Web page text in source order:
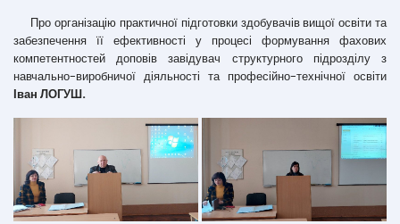
Про організацію практичної підготовки здобувачів вищої освіти та
забезпечення її ефективності у процесі формування фахових
компетентностей доповів завідувач структурного підрозділу з
навчально-виробничої діяльності та професійно-технічної освіти
Іван ЛОГУШ.